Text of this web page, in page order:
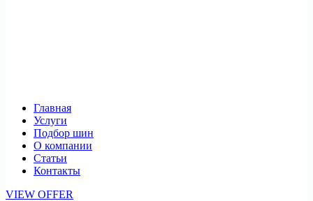
Главная
Услуги
Подбор шин
О компании
Статьи
Контакты
VIEW OFFER